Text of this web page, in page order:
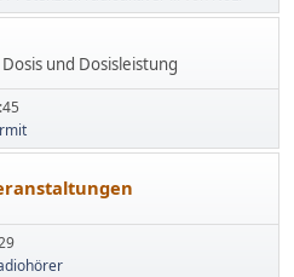
und Dosisleistung